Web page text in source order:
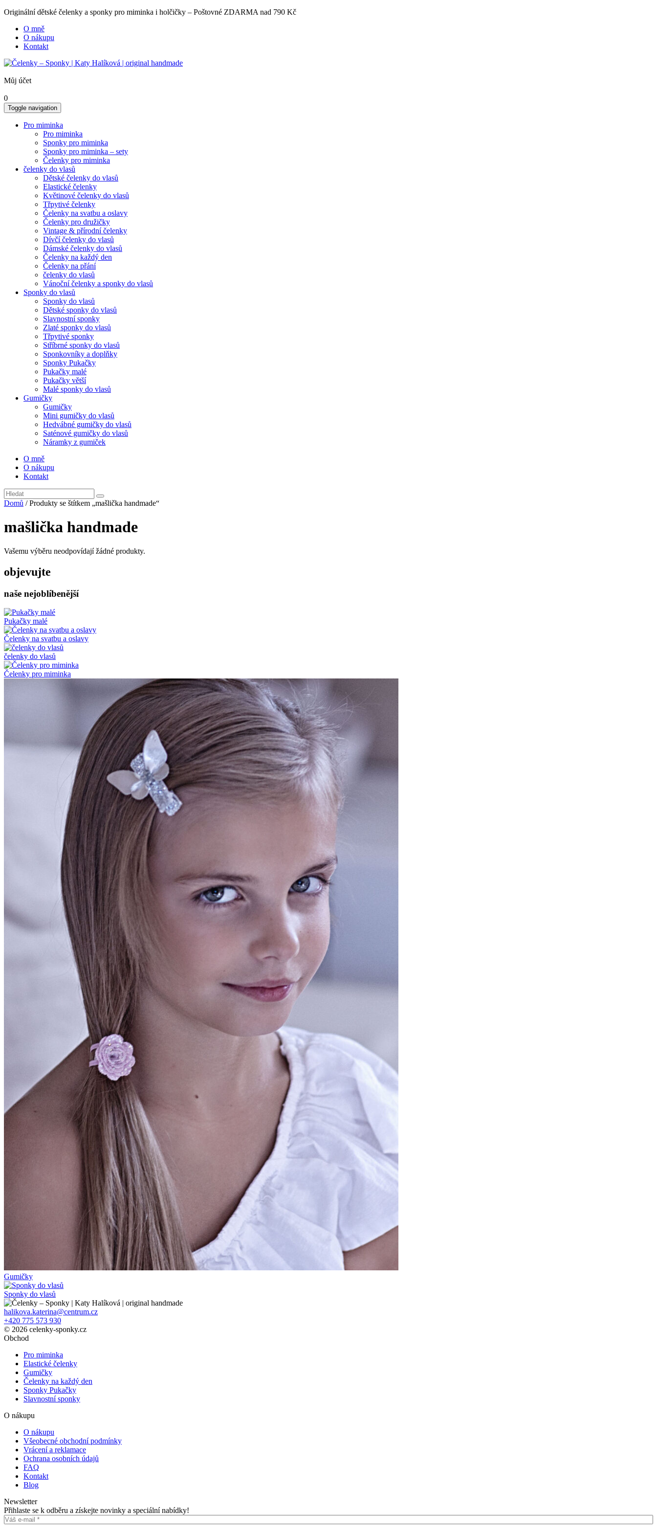
Originální dětské čelenky a sponky pro miminka i holčičky – Poštovné ZDARMA nad 790 Kč
O mně
O nákupu
Kontakt
Můj účet
0
Toggle navigation
Pro miminka
Pro miminka
Sponky pro miminka
Sponky pro miminka – sety
Čelenky pro miminka
čelenky do vlasů
Dětské čelenky do vlasů
Elastické čelenky
Květinové čelenky do vlasů
Třpytivé čelenky
Čelenky na svatbu a oslavy
Čelenky pro družičky
Vintage & přírodní čelenky
Dívčí čelenky do vlasů
Dámské čelenky do vlasů
Čelenky na každý den
Čelenky na přání
čelenky do vlasů
Vánoční čelenky a sponky do vlasů
Sponky do vlasů
Sponky do vlasů
Dětské sponky do vlasů
Slavnostní sponky
Zlaté sponky do vlasů
Třpytivé sponky
Stříbrné sponky do vlasů
Sponkovníky a doplňky
Sponky Pukačky
Pukačky malé
Pukačky větší
Malé sponky do vlasů
Gumičky
Gumičky
Mini gumičky do vlasů
Hedvábné gumičky do vlasů
Saténové gumičky do vlasů
Náramky z gumiček
O mně
O nákupu
Kontakt
Domů / Produkty se štítkem „mašlička handmade“
mašlička handmade
Vašemu výběru neodpovídají žádné produkty.
objevujte
naše nejoblíbenější
Pukačky malé
Čelenky na svatbu a oslavy
čelenky do vlasů
Čelenky pro miminka
Gumičky
Sponky do vlasů
halikova.katerina@centrum.cz
+420 775 573 930
© 2026 celenky-sponky.cz
Obchod
Pro miminka
Elastické čelenky
Gumičky
Čelenky na každý den
Sponky Pukačky
Slavnostní sponky
O nákupu
O nákupu
Všeobecné obchodní podmínky
Vrácení a reklamace
Ochrana osobních údajů
FAQ
Kontakt
Blog
Newsletter
Přihlaste se k odběru a získejte novinky a speciální nabídky!